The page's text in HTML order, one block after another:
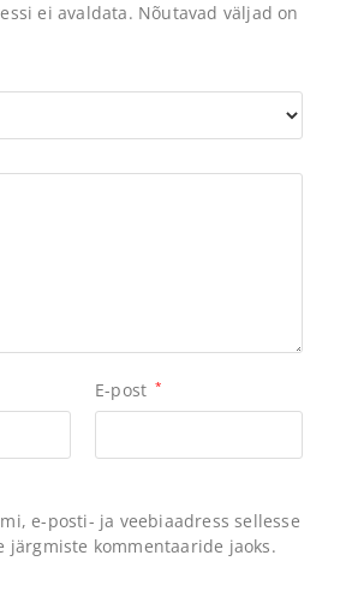
ei avaldata. Nõutavad väljad on
E-post *
e-posti- ja veebiaadress sellesse
järgmiste kommentaaride jaoks.